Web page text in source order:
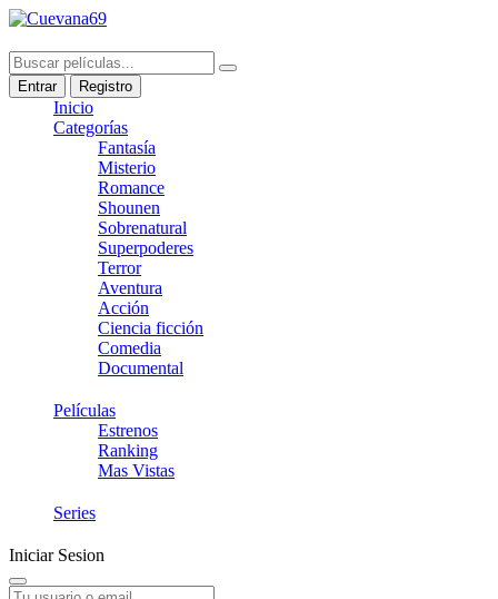
Entrar Registro
Inicio
Categorías
Fantasía
Misterio
Romance
Shounen
Sobrenatural
Superpoderes
Terror
Aventura
Acción
Ciencia ficción
Comedia
Documental
Películas
Estrenos
Ranking
Mas Vistas
Series
Iniciar Sesion